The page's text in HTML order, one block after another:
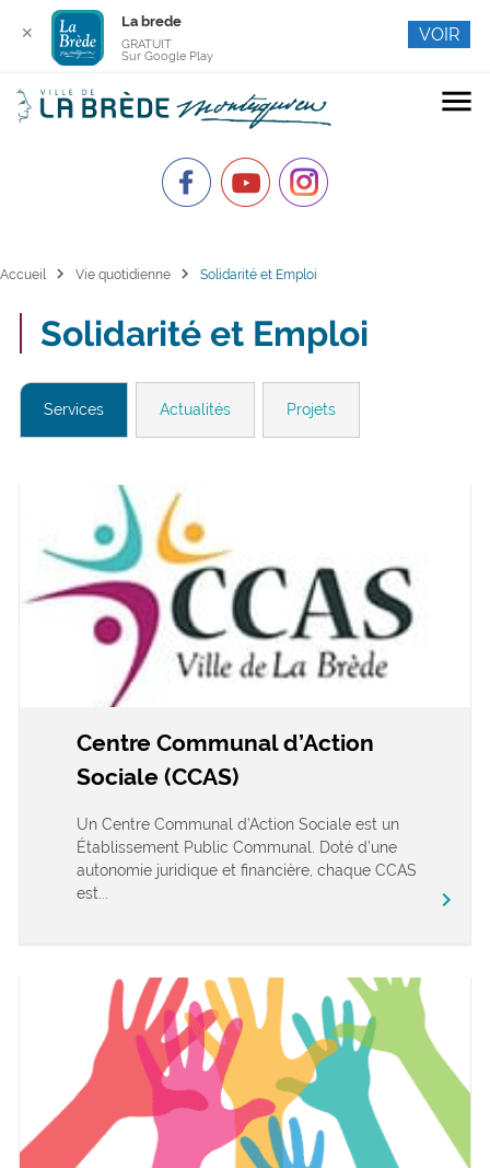
menu
Accueil chevron_right Vie quotidienne chevron_right Solidarité et Emploi
Solidarité et Emploi
Services Actualités Projets
Centre Communal d’Action
Sociale (CCAS)
Un Centre Communal d’Action Sociale est un
Établissement Public Communal. Doté d’une
autonomie juridique et financière, chaque CCAS
est...
chevron_right
✕
La brede
GRATUIT
Sur Google Play
VOIR